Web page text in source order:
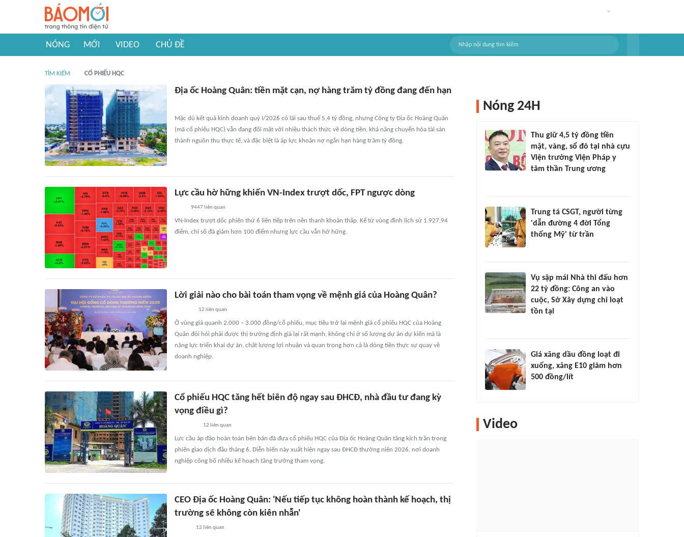
NÓNG MỚI VIDEO CHỦ ĐỀ
TÌM KIẾM CỔ PHIẾU HQC
Địa ốc Hoàng Quân: tiền mặt cạn, nợ hàng trăm tỷ đồng đang đến hạn
Mặc dù kết quả kinh doanh quý I/2026 có lãi sau thuế 5,4 tỷ đồng, nhưng Công ty Địa ốc Hoàng Quân
(mã cổ phiếu HQC) vẫn đang đối mặt với nhiều thách thức về dòng tiền, khả năng chuyển hóa tài sản
thành nguồn thu thực tế, và đặc biệt là áp lực khoản nợ ngắn hạn hàng trăm tỷ đồng.
Lực cầu hờ hững khiến VN-Index trượt dốc, FPT ngược dòng
9447liên quan
VN-Index trượt dốc phiên thứ 6 liên tiếp trên nền thanh khoản thấp. Kể từ vùng đỉnh lịch sử 1.927,94
điểm, chỉ số đã giảm hơn 100 điểm nhưng lực cầu vẫn hờ hững.
Lời giải nào cho bài toán tham vọng về mệnh giá của Hoàng Quân?
12 liên quan
Ở vùng giá quanh 2.000 – 3.000 đồng/cổ phiếu, mục tiêu trở lại mệnh giá cổ phiếu HQC của Hoàng
Quân đòi hỏi phải được thị trường định giá lại rất mạnh, không chỉ ở số lượng dự án dự kiến mà là
năng lực triển khai dự án, chất lượng lợi nhuận và quan trọng hơn cả là dòng tiền thực sự quay về
doanh nghiệp.
Cổ phiếu HQC tăng hết biên độ ngay sau ĐHCĐ, nhà đầu tư đang kỳ
vọng điều gì?
12 liên quan
Lực cầu áp đảo hoàn toàn bên bán đã đưa cổ phiếu HQC của Địa ốc Hoàng Quân tăng kịch trần trong
phiên giao dịch đầu tháng 6. Diễn biến này xuất hiện ngay sau ĐHCĐ thường niên 2026, nơi doanh
nghiệp công bố nhiều kế hoạch tăng trưởng tham vọng.
CEO Địa ốc Hoàng Quân: 'Nếu tiếp tục không hoàn thành kế hoạch, thị
trường sẽ không còn kiên nhẫn'
12 liên quan
Nóng 24H
Thu giữ 4,5 tỷ đồng tiền
mặt, vàng, sổ đỏ tại nhà cựu
Viện trưởng Viện Pháp y
tâm thần Trung ương
Trung tá CSGT, người từng
'dẫn đường 4 đời Tổng
thống Mỹ' từ trần
Vụ sập mái Nhà thi đấu hơn
22 tỷ đồng: Công an vào
cuộc, Sở Xây dựng chỉ loạt
tồn tại
Giá xăng dầu đồng loạt đi
xuống, xăng E10 giảm hơn
500 đồng/lít
Video